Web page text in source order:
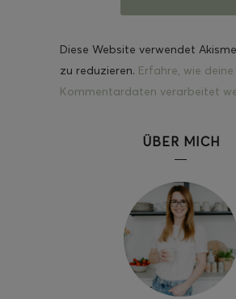
Diese Website verwendet
zu reduzieren. Erfahre, wie deine
Kommentardaten verarbeitet
ÜBER MICH